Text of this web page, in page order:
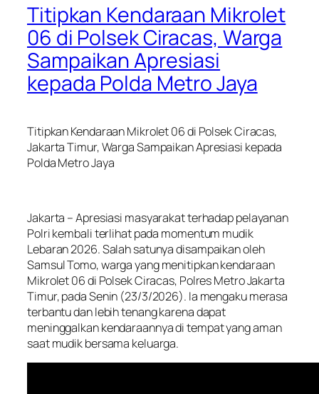
Titipkan Kendaraan Mikrolet
06 di Polsek Ciracas, Warga
Sampaikan Apresiasi
kepada Polda Metro Jaya
Titipkan Kendaraan Mikrolet 06 di Polsek Ciracas,
Jakarta Timur, Warga Sampaikan Apresiasi kepada
Polda Metro Jaya
Jakarta – Apresiasi masyarakat terhadap pelayanan
Polri kembali terlihat pada momentum mudik
Lebaran 2026. Salah satunya disampaikan oleh
Samsul Tomo, warga yang menitipkan kendaraan
Mikrolet 06 di Polsek Ciracas, Polres Metro Jakarta
Timur, pada Senin (23/3/2026). Ia mengaku merasa
terbantu dan lebih tenang karena dapat
meninggalkan kendaraannya di tempat yang aman
saat mudik bersama keluarga.